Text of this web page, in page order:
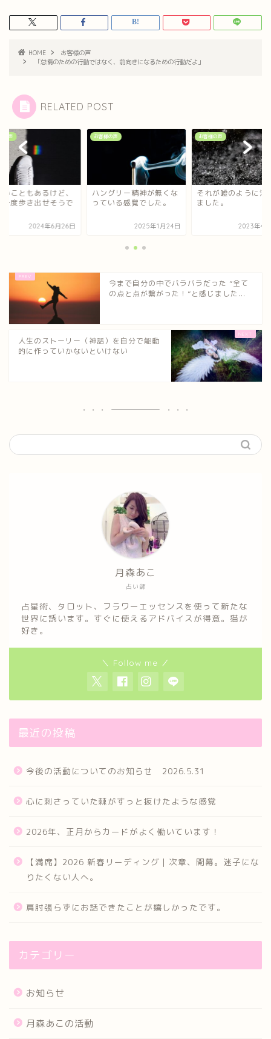
HOME
お客様の声
「怠惰のための行動ではなく、前向きになるための行動だよ」
RELATED POST
の声
こともあるけど、
一度歩き出せそうで
2024年6月26日
お客様の声
ハングリー精神が無くな
っている感覚でした。
2025年1月24日
お客様の声
それが嘘のように消
ました。
2023年4
今まで自分の中でバラバラだった ”全て
の点と点が繋がった！”と感じました...
人生のストーリー（神話）を自分で能動
的に作っていかないといけない
占い師
月森あこ
占星術、タロット、フラワーエッセンスを使って新たな
世界に誘います。すぐに使えるアドバイスが得意。猫が
好き。
＼ Follow me ／
最近の投稿
今後の活動についてのお知らせ 2026.5.31
心に刺さっていた棘がすっと抜けたような感覚
2026年、正月からカードがよく働いています！
【満席】2026 新春リーディング｜次章、開幕。迷子にな
りたくない人へ。
肩肘張らずにお話できたことが嬉しかったです。
カテゴリー
お知らせ
月森あこの活動